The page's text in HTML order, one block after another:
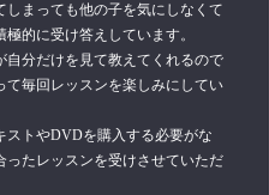
しまっても他の子を気にしなくて
極的に受け答えしています。
自分だけを見て教えてくれるので
て毎回レッスンを楽しみにしてい
ストやDVDを購入する必要がな
ったレッスンを受けさせていただ